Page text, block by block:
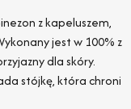
z kapeluszem,
jest w 100% z
dla skóry.
stójkę, która chroni